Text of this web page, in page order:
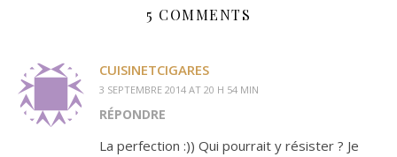
5 COMMENTS
CUISINETCIGARES
3 SEPTEMBRE 2014 AT 20 H 54 MIN
RÉPONDRE
La perfection :)) Qui pourrait y résister ? Je